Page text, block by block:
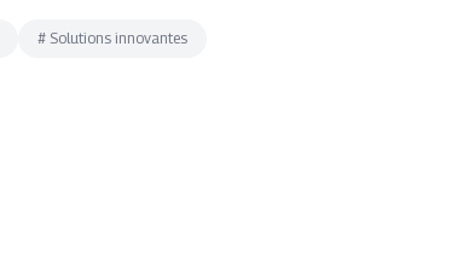
# Solutions innovantes